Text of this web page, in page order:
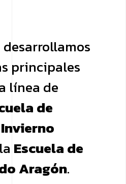
principales
línea de
de
Escuela de
Aragón.